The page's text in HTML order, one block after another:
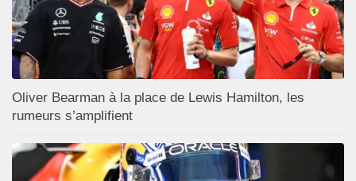
Oliver Bearman à la place de Lewis Hamilton, les
rumeurs s’amplifient